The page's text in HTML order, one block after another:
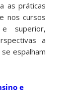
as práticas
nos cursos
superior,
a
espalham
e